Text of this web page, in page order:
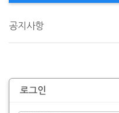
공지사항
로그인